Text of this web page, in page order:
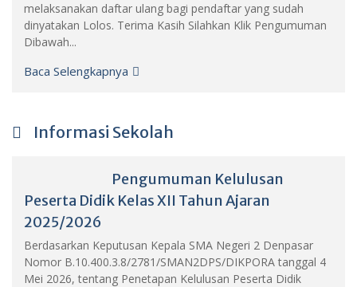
melaksanakan daftar ulang bagi pendaftar yang sudah
dinyatakan Lolos. Terima Kasih Silahkan Klik Pengumuman
Dibawah...
Baca Selengkapnya
Informasi Sekolah
Pengumuman Kelulusan
Peserta Didik Kelas XII Tahun Ajaran
2025/2026
Berdasarkan Keputusan Kepala SMA Negeri 2 Denpasar
Nomor B.10.400.3.8/2781/SMAN2DPS/DIKPORA tanggal 4
Mei 2026, tentang Penetapan Kelulusan Peserta Didik